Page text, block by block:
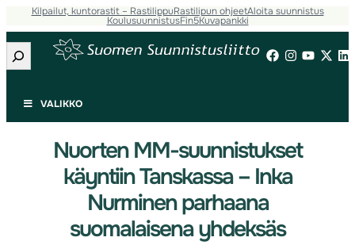
Kilpailut, kuntorastit – RastilippuRastilipun ohjeetAloita suunnistus
KoulusuunnistusFin5Kuvapankki
Etsi
VALIKKO
Nuorten MM-suunnistukset
käyntiin Tanskassa – Inka
Nurminen parhaana
suomalaisena yhdeksäs